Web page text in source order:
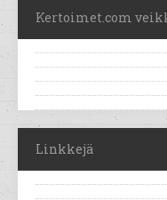
Kertoimet.com
Linkkejä